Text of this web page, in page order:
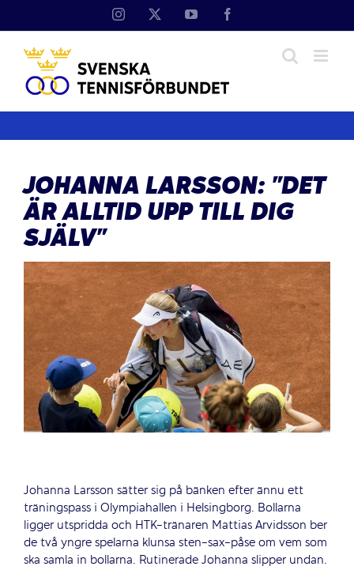
Instagram YouTube
JOHANNA LARSSON: ”DET
ÄR ALLTID UPP TILL DIG
SJÄLV”
Johanna Larsson sätter sig på bänken efter ännu ett
träningspass i Olympiahallen i Helsingborg. Bollarna
ligger utspridda och HTK-tränaren Mattias Arvidsson ber
de två yngre spelarna klunsa sten-sax-påse om vem som
ska samla in bollarna. Rutinerade Johanna slipper undan.